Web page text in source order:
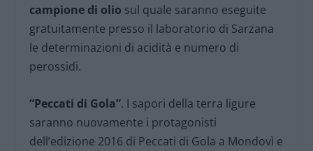
campione di olio sul quale saranno eseguite
gratuitamente presso il laboratorio di Sarzana
le determinazioni di acidità e numero di
perossidi.
“Peccati di Gola”. I sapori della terra ligure
saranno nuovamente i protagonisti
dell’edizione 2016 di Peccati di Gola a Mondovì e